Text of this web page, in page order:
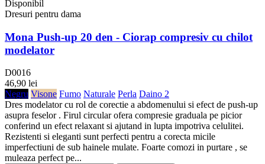
Disponibil
Dresuri pentru dama
Mona Push-up 20 den - Ciorap compresiv cu chilot
modelator
D0016
46,90 lei
Negru Visone Fumo Naturale Perla Daino 2
Dres modelator cu rol de corectie a abdomenului si efect de push-up
asupra feselor . Firul circular ofera compresie graduala pe picior
conferind un efect relaxant si ajutand in lupta impotriva celulitei.
Rezistenti si eleganti sunt perfecti pentru a corecta micile
imperfectiuni de sub hainele mulate. Foarte comozi in purtare , se
muleaza perfect pe...